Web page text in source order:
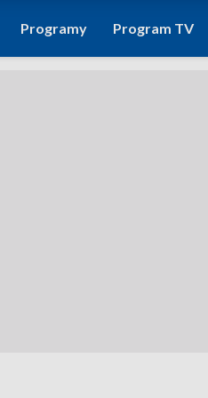
Programy Program TV